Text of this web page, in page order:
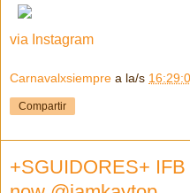
via Instagram
Carnavalxsiempre a la/s
Compartir
+SGUIDORES+